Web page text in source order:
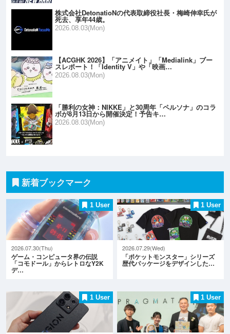
株式会社DetonatioNの代表取締役社長・梅崎伸幸氏が
死去、享年44歳。
2026.08.03(Mon)
【ACGHK 2026】「アニメイト」「Medialink」ブー
スレポート！「Identity V」や「映画…
2026.08.03(Mon)
「勝利の女神：NIKKE」と30周年「ペルソナ」のコラ
ボが8月13日から開催決定！予告キ…
2026.08.03(Mon)
新着ブックマーク
1 User
2026.07.30(Thu)
ゲーム・コンピュータ界の伝説
「コモドール」からレトロなY2K
デ…
1 User
2026.07.29(Wed)
「ポケットモンスター」シリーズ
歴代パッケージをデザインした…
1 User 1 User